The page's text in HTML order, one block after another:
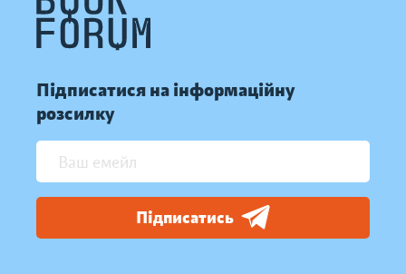
Підписатися на інформаційну
розсилку
Підписатись